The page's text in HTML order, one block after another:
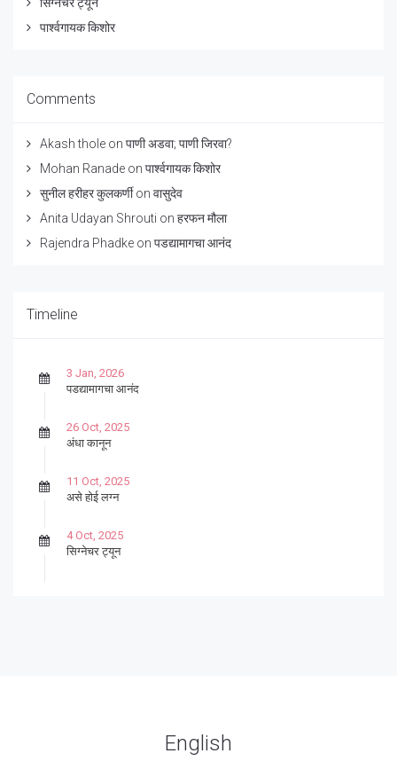
पार्श्वगायक किशोर
Comments
Akash thole on पाणी अडवा; पाणी जिरवा?
Mohan Ranade on पार्श्वगायक किशोर
सुनील हरीहर कुलकर्णीon वासुदेव
Anita Udayan Shrouti on हरफन मौला
Rajendra Phadke on पडद्यामागचा आनंद
Timeline
3 Jan, 2026
पडद्यामागचा आनंद
26 Oct, 2025
अंधा कानून
11 Oct, 2025
असे होई लग्न
4 Oct, 2025
सिग्नेचर ट्यून
English